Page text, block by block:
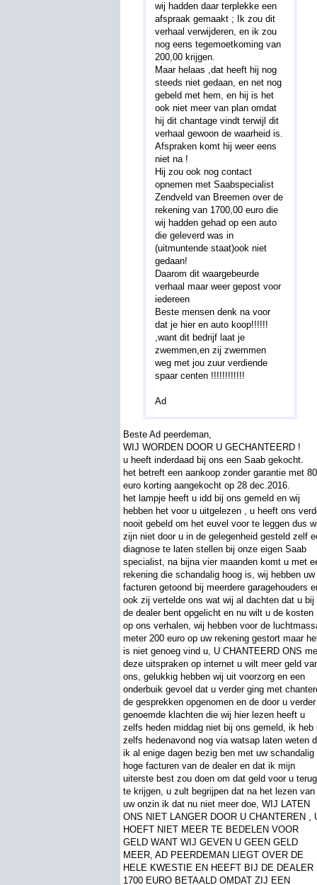
wij hadden daar terplekke een
afspraak gemaakt ; Ik zou dit
verhaal verwijderen, en ik zou
nog eens tegemoetkoming van
200,00 krijgen.
Maar helaas ,dat heeft hij nog
steeds niet gedaan, en net nog
gebeld met hem, en hij is het
ook niet meer van plan omdat
hij dit chantage vindt terwijl dit
verhaal gewoon de waarheid is.
Afspraken komt hij weer eens
niet na !
Hij zou ook nog contact
opnemen met Saabspecialist
Zendveld van Breemen over de
rekening van 1700,00 euro die
wij hadden gehad op een auto
die geleverd was in
(uitmuntende staat)ook niet
gedaan!
Daarom dit waargebeurde
verhaal maar weer gepost voor
iedereen
Beste mensen denk na voor
dat je hier en auto koop!!!!!!
,want dit bedrijf laat je
zwemmen,en zij zwemmen
weg met jou zuur verdiende
spaar centen !!!!!!!!!!!!
Ad
Beste Ad peerdeman,
WIJ WORDEN DOOR U GECHANTEERD !
u heeft inderdaad bij ons een Saab gekocht.
het betreft een aankoop zonder garantie met
euro korting aangekocht op 28 dec.2016.
het lampje heeft u idd bij ons gemeld en wij
hebben het voor u uitgelezen , u heeft ons
nooit gebeld om het euvel voor te leggen dus
zijn niet door u in de gelegenheid gesteld zelf
diagnose te laten stellen bij onze eigen Saab
specialist, na bijna vier maanden komt u met
rekening die schandalig hoog is, wij hebben uw
facturen getoond bij meerdere garagehouders
ook zij vertelde ons wat wij al dachten dat u bij
de dealer bent opgelicht en nu wilt u de kosten
op ons verhalen, wij hebben voor de
meter 200 euro op uw rekening gestort maar
is niet genoeg vind u, U CHANTEERD ONS
deze uitspraken op internet u wilt meer geld
ons, gelukkig hebben wij uit voorzorg en een
onderbuik gevoel dat u verder ging met
de gesprekken opgenomen en de door u verder
genoemde klachten die wij hier lezen heeft u
zelfs heden middag niet bij ons gemeld, ik heb
zelfs hedenavond nog via watsap laten weten
ik al enige dagen bezig ben met uw schandalig
hoge facturen van de dealer en dat ik mijn
uiterste best zou doen om dat geld voor u terug
te krijgen, u zult begrijpen dat na het lezen van
uw onzin ik dat nu niet meer doe, WIJ LATEN
ONS NIET LANGER DOOR U CHANTEREN ,
HOEFT NIET MEER TE BEDELEN VOOR
GELD WANT WIJ GEVEN U GEEN GELD
MEER, AD PEERDEMAN LIEGT OVER DE
HELE KWESTIE EN HEEFT BIJ DE DEALER
1700 EURO BETAALD OMDAT ZIJ EEN